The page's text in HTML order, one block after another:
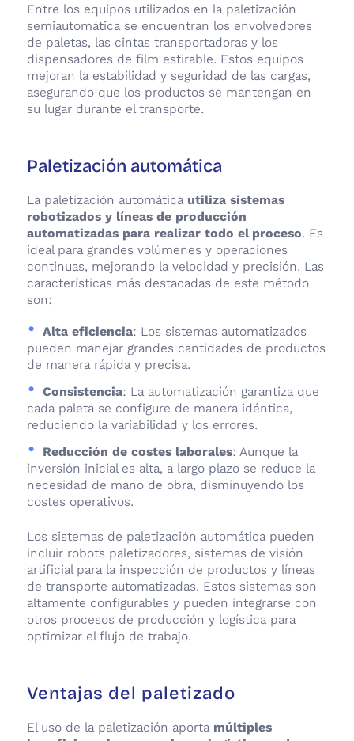
Entre los equipos utilizados en la paletización
semiautomática se encuentran los envolvedores
de paletas, las cintas transportadoras y los
dispensadores de film estirable. Estos equipos
mejoran la estabilidad y seguridad de las cargas,
asegurando que los productos se mantengan en
su lugar durante el transporte.
Paletización automática
La paletización automática utiliza sistemas
robotizados y líneas de producción
automatizadas para realizar todo el proceso. Es
ideal para grandes volúmenes y operaciones
continuas, mejorando la velocidad y precisión. Las
características más destacadas de este método
son:
Alta eficiencia: Los sistemas automatizados
pueden manejar grandes cantidades de productos
de manera rápida y precisa.
Consistencia: La automatización garantiza que
cada paleta se configure de manera idéntica,
reduciendo la variabilidad y los errores.
Reducción de costes laborales: Aunque la
inversión inicial es alta, a largo plazo se reduce la
necesidad de mano de obra, disminuyendo los
costes operativos.
Los sistemas de paletización automática pueden
incluir robots paletizadores, sistemas de visión
artificial para la inspección de productos y líneas
de transporte automatizadas. Estos sistemas son
altamente configurables y pueden integrarse con
otros procesos de producción y logística para
optimizar el flujo de trabajo.
Ventajas del paletizado
El uso de la paletización aporta múltiples